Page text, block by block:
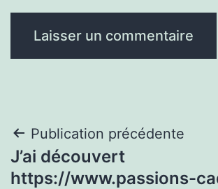
Navigation
de
Publication précédente
J’ai découvert
https://www.passions-